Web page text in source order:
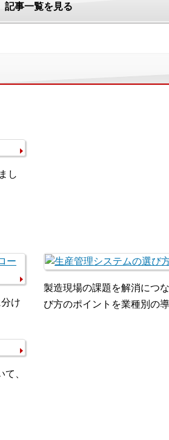
記事一覧を見る
し
け
製造現場の課題を解消につ
び方のポイントを業種別の
、